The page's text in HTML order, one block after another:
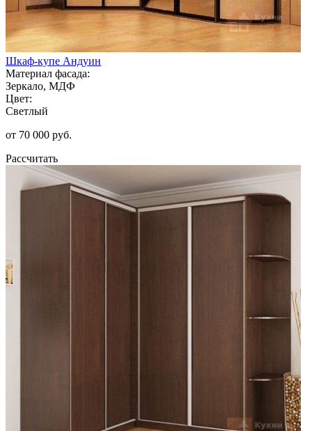
Шкаф-купе Андуин
Материал фасада:
Зеркало, МДФ
Цвет:
Светлый
от 70 000 руб.
Рассчитать